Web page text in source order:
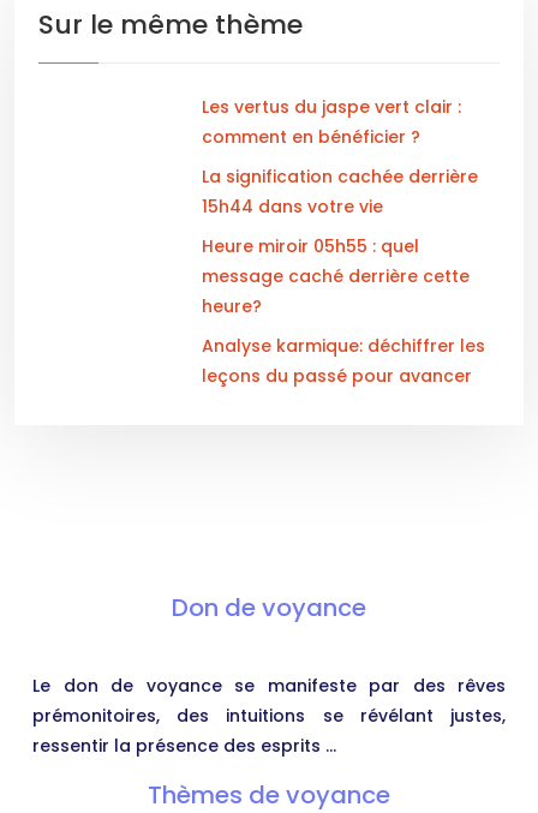
Sur le même thème
Les vertus du jaspe vert clair :
comment en bénéficier ?
La signification cachée derrière
15h44 dans votre vie
Heure miroir 05h55 : quel
message caché derrière cette
heure?
Analyse karmique: déchiffrer les
leçons du passé pour avancer
Don de voyance
Le don de voyance se manifeste par des rêves
prémonitoires, des intuitions se révélant justes,
ressentir la présence des esprits …
Thèmes de voyance